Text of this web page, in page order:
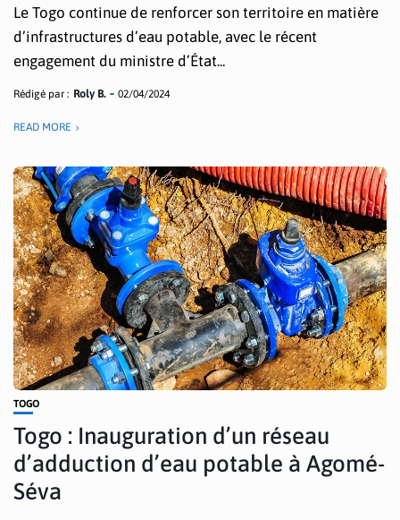
Le Togo continue de renforcer son territoire en matière
d’infrastructures d’eau potable, avec le récent
engagement du ministre d’État...
Rédigé par : Roly B. 02/04/2024
READ MORE
TOGO
Togo : Inauguration d’un réseau
d’adduction d’eau potable à Agomé-
Séva